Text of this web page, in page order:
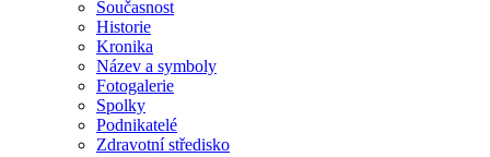
Současnost
Historie
Kronika
Název a symboly
Fotogalerie
Spolky
Podnikatelé
Zdravotní středisko